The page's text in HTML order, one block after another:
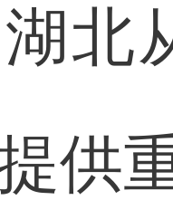
北
供